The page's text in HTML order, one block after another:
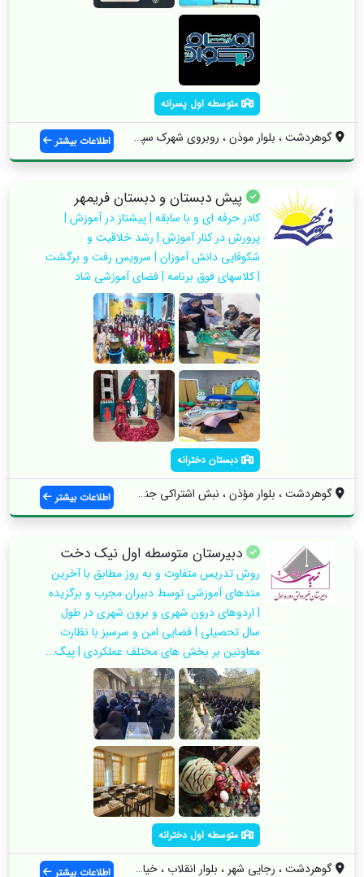
متوسطه اول پسرانه
گوهردشت ، بلوار موذن ، روبروی شهرک سپهر اطلاعات بیشتر
پیش دبستان و دبستان فریمهر
کادر حرفه ای و با سابقه | پیشتاز در آموزش |
پرورش در کنار آموزش | رشد خلاقیت و
شکوفایی دانش آموزان | سرویس رفت و برگشت
| کلاسهای فوق برنامه | فضای آموزشی شاد
دبستان دخترانه
گوهردشت ، بلوار مؤذن ، نبش اشتراکی جنوبی... اطلاعات بیشتر
دبیرستان متوسطه اول نیک دخت
روش تدریس متفاوت و به روز مطابق با آخرین
متدهای آموزشی توسط دبیران مجرب و برگزیده
| اردوهای درون شهری و برون شهری در طول
سال تحصیلی | فضایی امن و سرسبز با نظارت
معاونین بر بخش های مختلف عملکردی | پیگ...
متوسطه اول دخترانه
گوهردشت ، رجایی شهر ، بلوار انقلاب ، خیا... اطلاعات بیشتر